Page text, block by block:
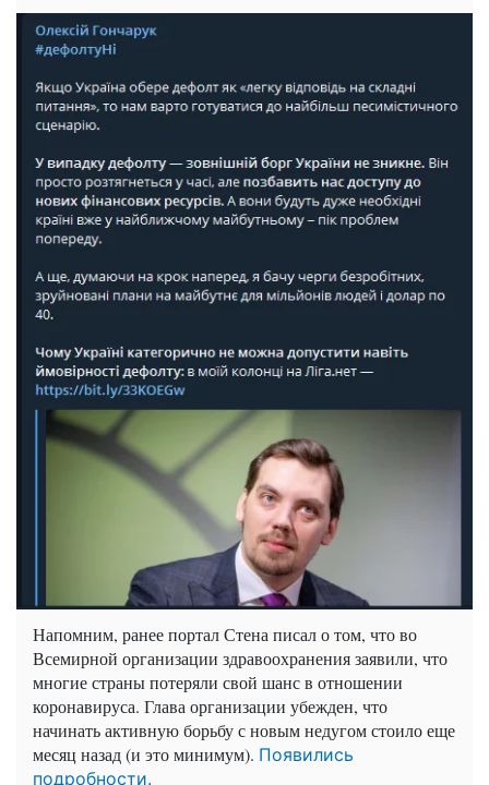
Напомним, ранее портал Стена писал о том, что во
Всемирной организации здравоохранения заявили, что
многие страны потеряли свой шанс в отношении
коронавируса. Глава организации убежден, что
начинать активную борьбу с новым недугом стоило еще
месяц назад (и это минимум). Появились
подробности.